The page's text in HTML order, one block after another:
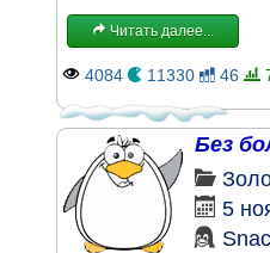
Читать далее...
4084 11330 46
Без
5